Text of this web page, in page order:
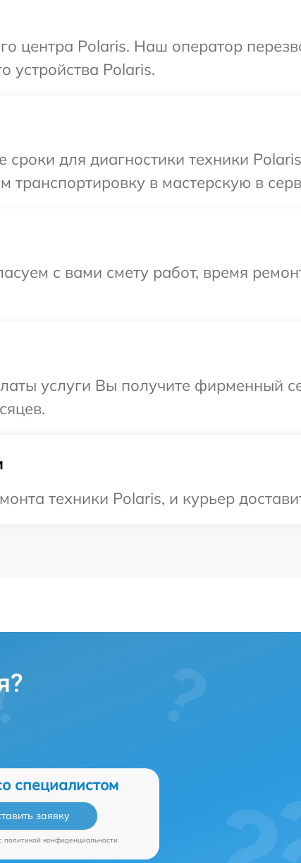
центра Polaris. Наш оператор
устройства Polaris.
для диагностики техники
в мастерскую в
с вами смету работ, время
услуги Вы получите фирменный
техники Polaris, и курьер
специалистом
заявку
политикой конфиденциальности